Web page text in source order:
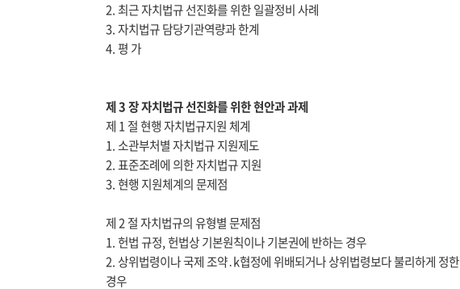
2. 최근 자치법규 선진화를 위한 일괄정비 사례
3. 자치법규 담당기관역량과 한계
4. 평 가
제 3 장 자치법규 선진화를 위한 현안과 과제
제 1 절 현행 자치법규지원 체계
1. 소관부처별 자치법규 지원제도
2. 표준조례에 의한 자치법규 지원
3. 현행 지원체계의 문제점
제 2 절 자치법규의 유형별 문제점
1. 헌법 규정, 헌법상 기본원칙이나 기본권에 반하는 경우
2. 상위법령이나 국제 조약․k협정에 위배되거나 상위법령보다 불리하게 정한
경우